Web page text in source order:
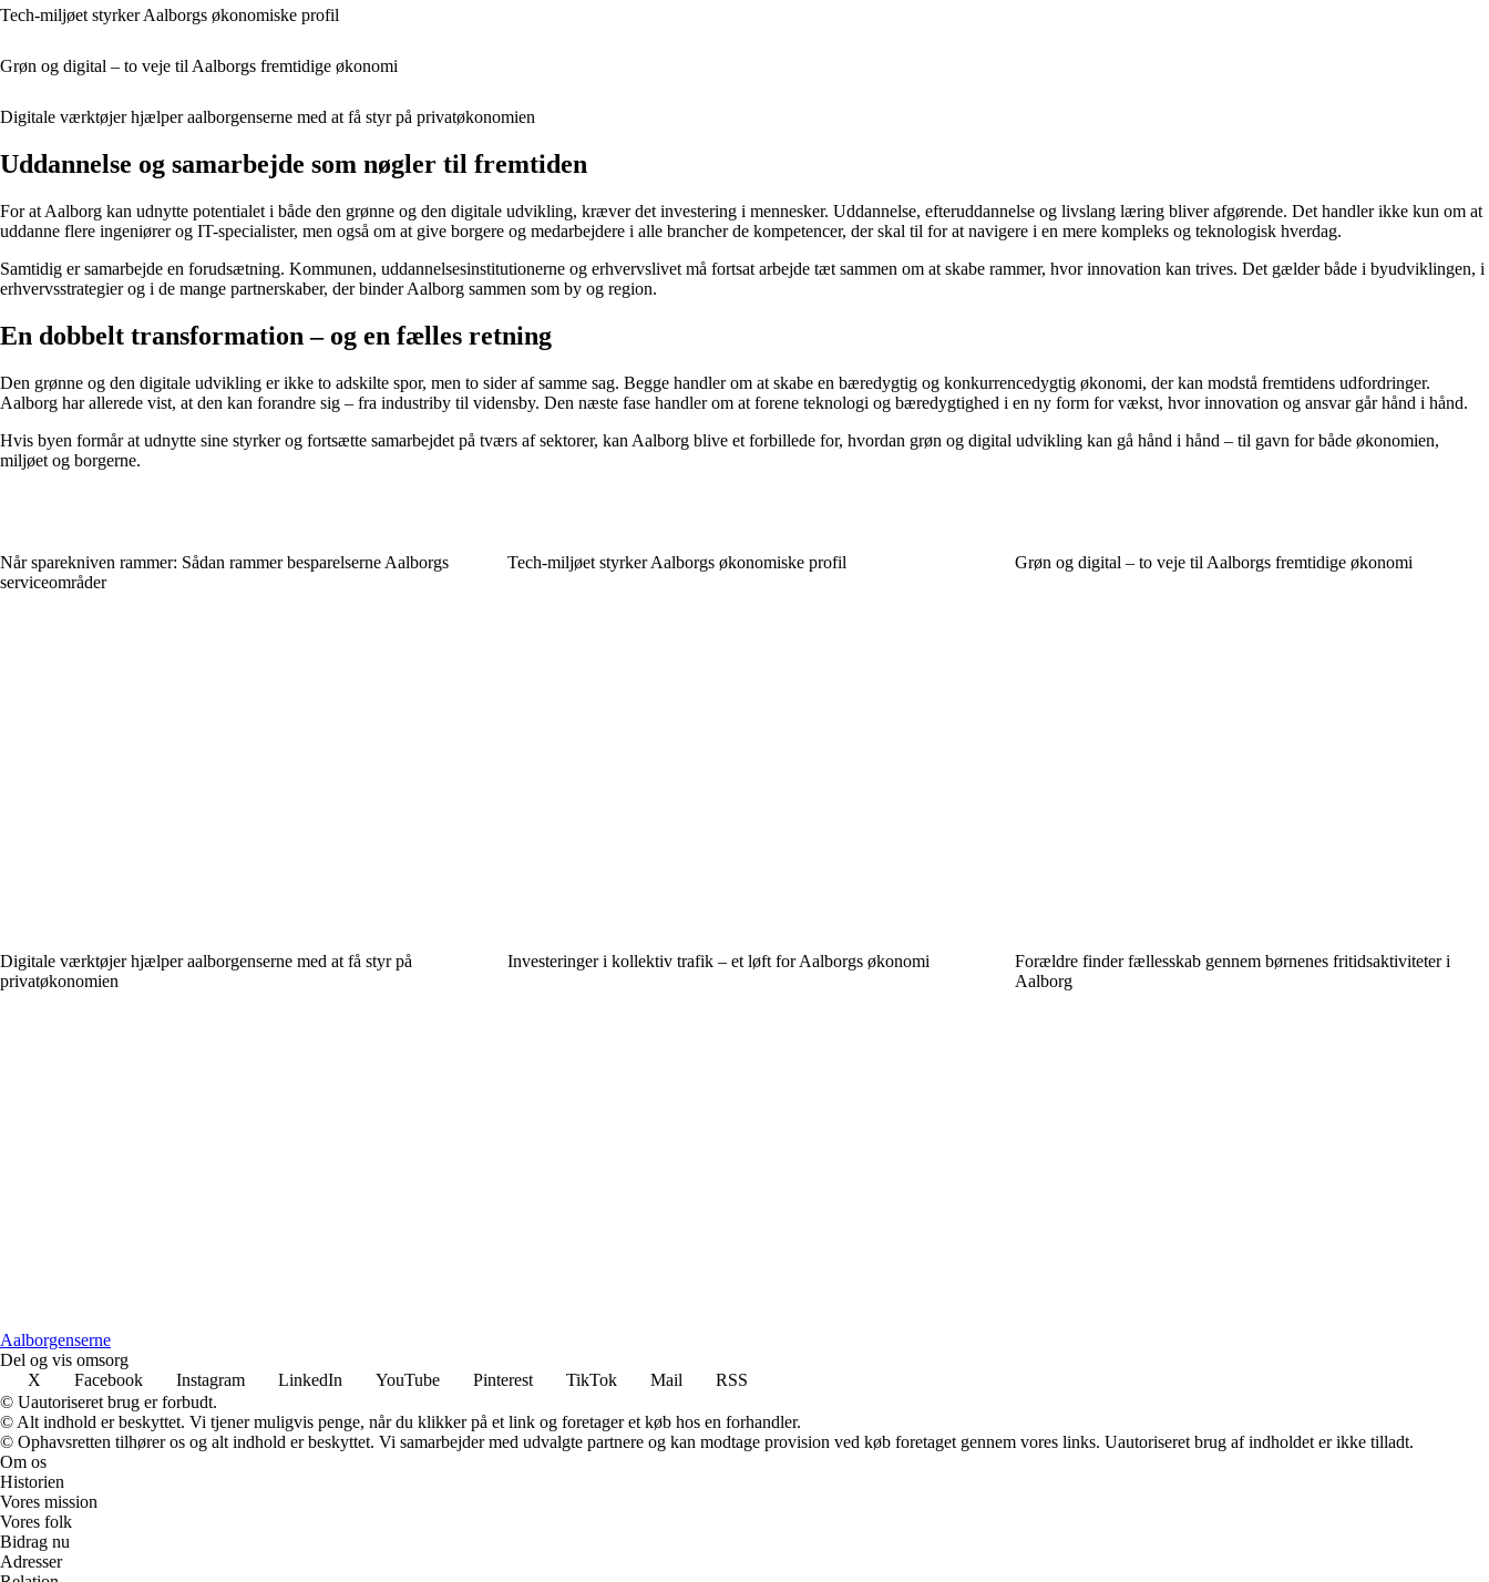
Tech-miljøet styrker Aalborgs økonomiske profil
Grøn og digital – to veje til Aalborgs fremtidige økonomi
Digitale værktøjer hjælper aalborgenserne med at få styr på privatøkonomien
Uddannelse og samarbejde som nøgler til fremtiden
For at Aalborg kan udnytte potentialet i både den grønne og den digitale udvikling, kræver det investering i mennesker. Uddannelse, efteruddannelse og livslang læring bliver afgørende. Det handler ikke kun om at
uddanne flere ingeniører og IT-specialister, men også om at give borgere og medarbejdere i alle brancher de kompetencer, der skal til for at navigere i en mere kompleks og teknologisk hverdag.
Samtidig er samarbejde en forudsætning. Kommunen, uddannelsesinstitutionerne og erhvervslivet må fortsat arbejde tæt sammen om at skabe rammer, hvor innovation kan trives. Det gælder både i byudviklingen, i
erhvervsstrategier og i de mange partnerskaber, der binder Aalborg sammen som by og region.
En dobbelt transformation – og en fælles retning
Den grønne og den digitale udvikling er ikke to adskilte spor, men to sider af samme sag. Begge handler om at skabe en bæredygtig og konkurrencedygtig økonomi, der kan modstå fremtidens udfordringer.
Aalborg har allerede vist, at den kan forandre sig – fra industriby til vidensby. Den næste fase handler om at forene teknologi og bæredygtighed i en ny form for vækst, hvor innovation og ansvar går hånd i hånd.
Hvis byen formår at udnytte sine styrker og fortsætte samarbejdet på tværs af sektorer, kan Aalborg blive et forbillede for, hvordan grøn og digital udvikling kan gå hånd i hånd – til gavn for både økonomien,
miljøet og borgerne.
Når sparekniven rammer: Sådan rammer besparelserne Aalborgs
serviceområder
Tech-miljøet styrker Aalborgs økonomiske profil Grøn og digital – to veje til Aalborgs fremtidige økonomi
Digitale værktøjer hjælper aalborgenserne med at få styr på
privatøkonomien
Investeringer i kollektiv trafik – et løft for Aalborgs økonomi
Forældre finder fællesskab gennem børnenes fritidsaktiviteter i
Aalborg
Aalborgenserne
Del og vis omsorg
X
Facebook Instagram LinkedIn YouTube Pinterest TikTok Mail
RSS
© Uautoriseret brug er forbudt.
© Alt indhold er beskyttet. Vi tjener muligvis penge, når du klikker på et link og foretager et køb hos en forhandler.
© Ophavsretten tilhører os og alt indhold er beskyttet. Vi samarbejder med udvalgte partnere og kan modtage provision ved køb foretaget gennem vores links. Uautoriseret brug af indholdet er ikke tilladt.
Om os
Historien
Vores mission
Vores folk
Bidrag nu
Adresser